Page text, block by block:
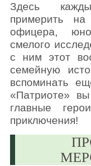
Здесь
примерить на
офицера,
смелого
с ним этот
семейную
вспоминать
«Патриоте»
главные
приключения!